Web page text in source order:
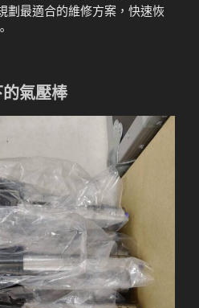
劃最適合的維修方案，快速恢
氣壓棒